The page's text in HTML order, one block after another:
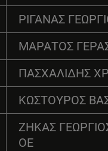
ΡΙΓΑΝΑΣ
ΜΑΡΑΤΟΣ
ΠΑΣΧΑΛΙΔΗΣ
ΚΩΣΤΟΥΡΟΣ
ΖΗΚΑΣ
ΟΕ